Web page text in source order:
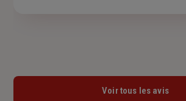
Voir tous les avis